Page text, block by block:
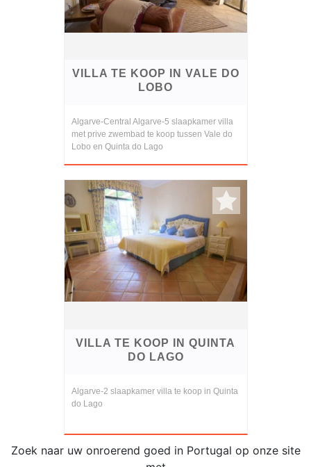
VILLA TE KOOP IN VALE DO
LOBO
Algarve-Central Algarve-5 slaapkamer villa
met prive zwembad te koop tussen Vale do
Lobo en Quinta do Lago
VILLA TE KOOP IN QUINTA
DO LAGO
Algarve-2 slaapkamer villa te koop in Quinta
do Lago
Zoek naar uw onroerend goed in Portugal op onze site